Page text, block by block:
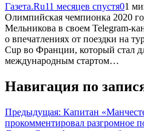
Газета.Ru11 месяцев спустя01
Олимпийская чемпионка 2020
Мельникова в своем Telegram-
о впечатлениях от поездки на
Cup во Франции, который стал
международным стартом…
Навигация по
Предыдущая: Капитан
прокомментировал разгромное